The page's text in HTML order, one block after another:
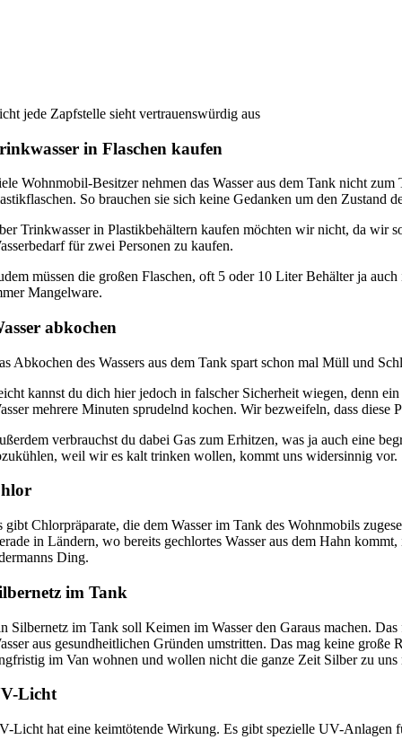
jede Zapfstelle sieht vertrauenswürdig aus
in Flaschen kaufen
Wohnmobil-Besitzer nehmen das Wasser aus dem Tank nicht
So brauchen sie sich keine Gedanken um den Zustand
Trinkwasser in Plastikbehältern kaufen möchten wir nicht, da wir
für zwei Personen zu kaufen.
müssen die großen Flaschen, oft 5 oder 10 Liter Behälter ja
Mangelware.
abkochen
Abkochen des Wassers aus dem Tank spart schon mal Müll und
kannst du dich hier jedoch in falscher Sicherheit wiegen, denn
mehrere Minuten sprudelnd kochen. Wir bezweifeln, dass
verbrauchst du dabei Gas zum Erhitzen, was ja auch eine
weil wir es kalt trinken wollen, kommt uns widersinnig vor.
gibt Chlorpräparate, die dem Wasser im Tank des Wohnmobils
in Ländern, wo bereits gechlortes Wasser aus dem Hahn
Ding.
im Tank
Silbernetz im Tank soll Keimen im Wasser den Garaus machen.
aus gesundheitlichen Gründen umstritten. Das mag keine
im Van wohnen und wollen nicht die ganze Zeit Silber zu uns
Licht
Licht hat eine keimtötende Wirkung. Es gibt spezielle UV-Anlagen